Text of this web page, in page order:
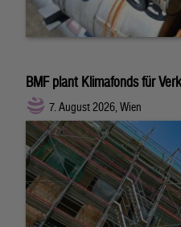
BMF plant Klimafonds für
7. August 2026, Wien